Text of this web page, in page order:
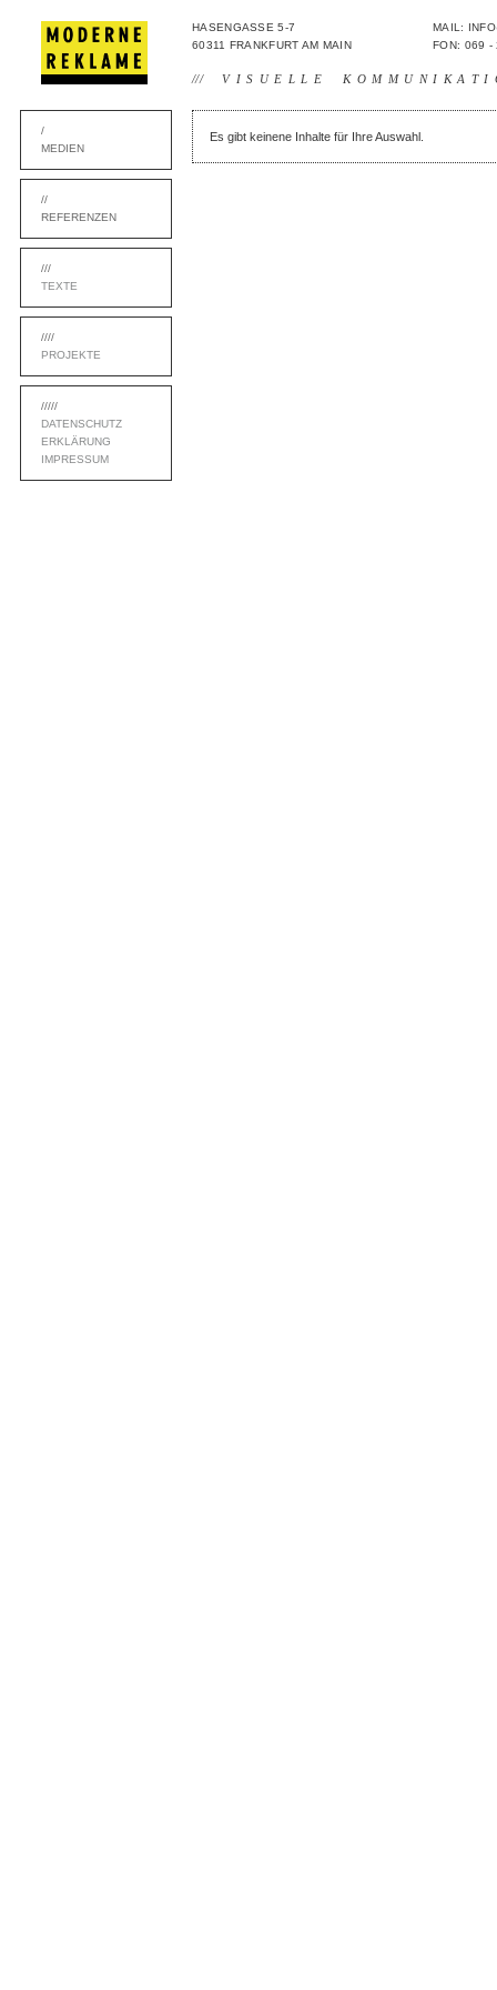
HASENGASSE 5-7
60311 FRANKFURT AM MAIN
MAIL:
FON: 069 -
/// VISUELLE
/
MEDIEN
//
REFERENZEN
///
TEXTE
////
PROJEKTE
/////
DATENSCHUTZ
ERKLÄRUNG
IMPRESSUM
Es gibt keinene Inhalte für Ihre Auswahl.